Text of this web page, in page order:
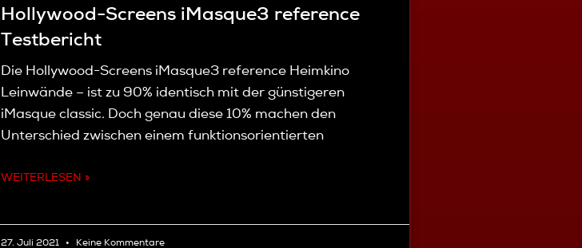
Hollywood-Screens iMasque3 reference
Testbericht
Die Hollywood-Screens iMasque3 reference Heimkino
Leinwände – ist zu 90% identisch mit der günstigeren
iMasque classic. Doch genau diese 10% machen den
Unterschied zwischen einem funktionsorientierten
WEITERLESEN »
27. Juli 2021 Keine Kommentare